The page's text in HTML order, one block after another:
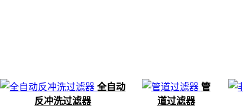
全自动
反冲洗过滤器
管
道过滤器